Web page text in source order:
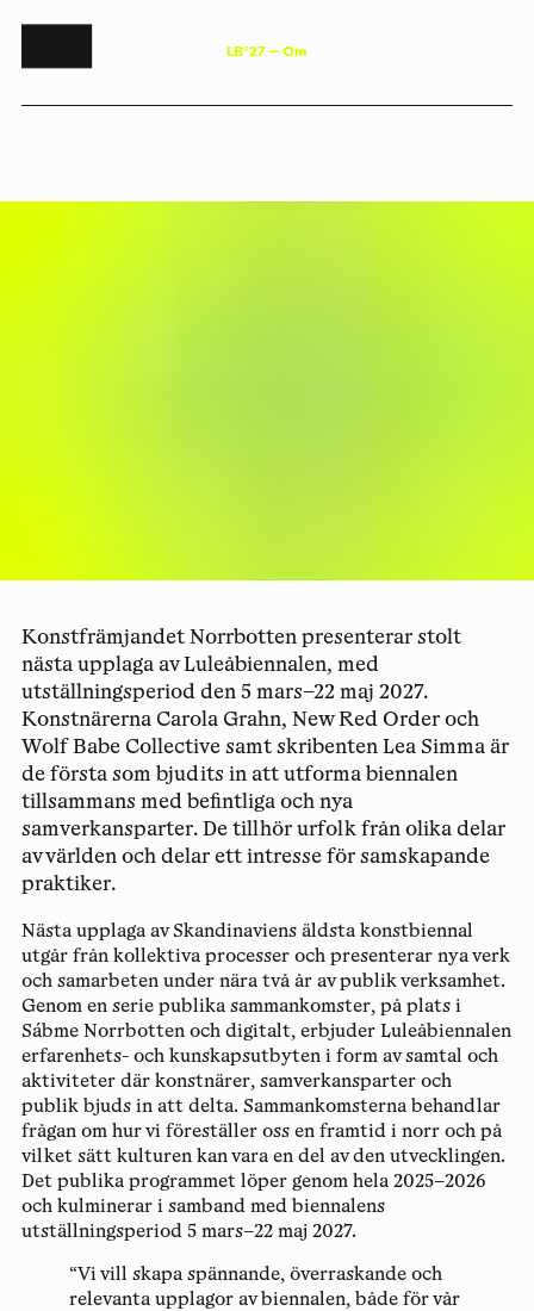
LB°27—Om
Konstfrämjandet Norrbotten presenterar stolt
nästa upplaga av Luleåbiennalen, med
utställningsperiod den 5 mars–22 maj 2027.
Konstnärerna Carola Grahn, New Red Order och
Wolf Babe Collective samt skribenten Lea Simma är
de första som bjudits in att utforma biennalen
tillsammans med befintliga och nya
samverkansparter. De tillhör urfolk från olika delar
av världen och delar ett intresse för samskapande
praktiker.
Nästa upplaga av Skandinaviens äldsta konstbiennal
utgår från kollektiva processer och presenterar nya verk
och samarbeten under nära två år av publik verksamhet.
Genom en serie publika sammankomster, på plats i
Sábme Norrbotten och digitalt, erbjuder Luleåbiennalen
erfarenhets- och kunskapsutbyten i form av samtal och
aktiviteter där konstnärer, samverkansparter och
publik bjuds in att delta. Sammankomsterna behandlar
frågan om hur vi föreställer oss en framtid i norr och på
vilket sätt kulturen kan vara en del av den utvecklingen.
Det publika programmet löper genom hela 2025–2026
och kulminerar i samband med biennalens
utställningsperiod 5 mars–22 maj 2027.
“Vi vill skapa spännande, överraskande och
relevanta upplagor av biennalen, både för vår